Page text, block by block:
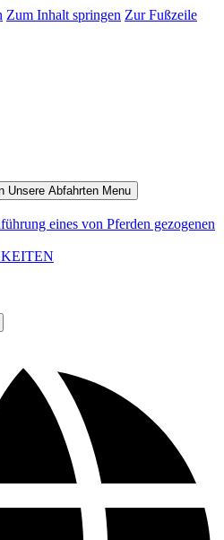
Zum Inhalt springen Zur Fußzeile
Unsere Abfahrten Menu
eines von Pferden gezogenen